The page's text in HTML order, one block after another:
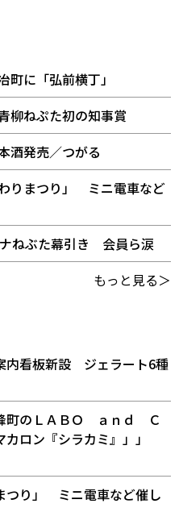
町に「弘前横丁」
ねぷた初の知事賞
酒発売／つがる
りまつり」 ミニ電車など
ねぶた幕引き 会員ら涙
もっと見る＞
内看板新設 ジェラート6種
町のＬＡＢＯ ａｎｄ Ｃ
ロン『シラカミ』」」
つり」 ミニ電車など催し